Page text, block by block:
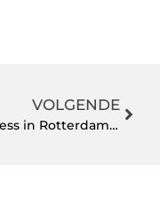
VOLGENDE
Wellness in Rotterdam: Waar Moet Je op Letten?